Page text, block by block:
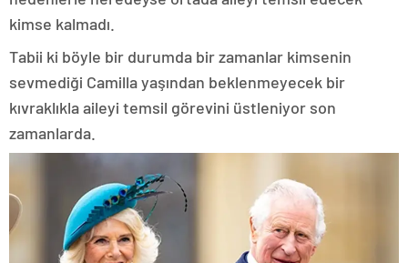
kimse kalmadı.
Tabii ki böyle bir durumda bir zamanlar kimsenin
sevmediği Camilla yaşından beklenmeyecek bir
kıvraklıkla aileyi temsil görevini üstleniyor son
zamanlarda.